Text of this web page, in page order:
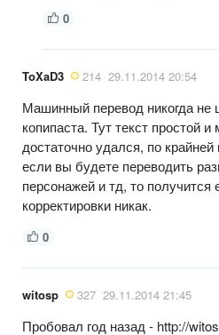
0
ToXaD3 214 29.11.2014 20:54
Машинный перевод никогда не
копипаста. Тут текст простой
достаточно удался, по
если вы будете переводить
персонажей и тд, то получится
корректировки никак.
0
witosp 327 29.11.2014 21:45
Пробовал год назад - http://